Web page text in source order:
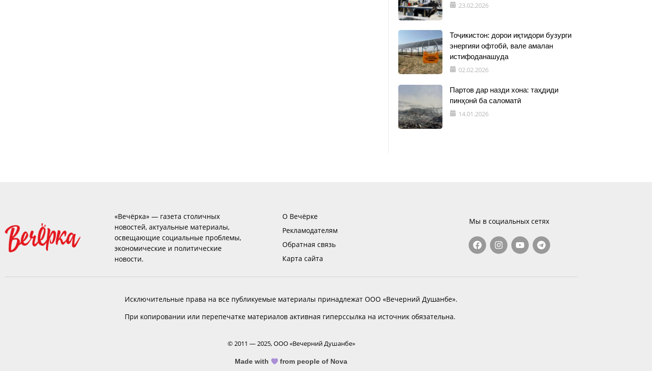
23.02.2026
Тоҷикистон: дорои иқтидори бузурги
энергияи офтобӣ, вале амалан
истифоданашуда
02.02.2026
Партов дар назди хона: таҳдиди
пинҳонӣ ба саломатӣ
14.01.2026
«Вечёрка» — газета столичных
новостей, актуальные материалы,
освещающие социальные проблемы,
экономические и политические
новости.
О Вечёрке
Рекламодателям
Обратная связь
Карта сайта
Мы в социальных сетях
Исключительные права на все публикуемые материалы принадлежат ООО «Вечерний Душанбе».
При копировании или перепечатке материалов активная гиперссылка на источник обязательна.
© 2011 — 2025, ООО «Вечерний Душанбе»
Made with from people of Nova